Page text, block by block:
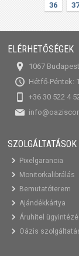
36
37
ELÉRHETŐSÉGEK
1067
Hétfő-Péntek:
+36 30 522 4
SZOLGÁLTATÁSOK
Pixelgarancia
Monitorkalibrálás
Bemutatóterem
Ajándékkártya
Áruhitel
Oázis